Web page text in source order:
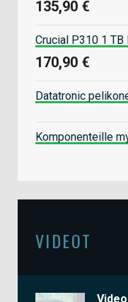
135,90 €
Crucial P310 1
170,90 €
Datatronic
Komponenteille
VIDEOT